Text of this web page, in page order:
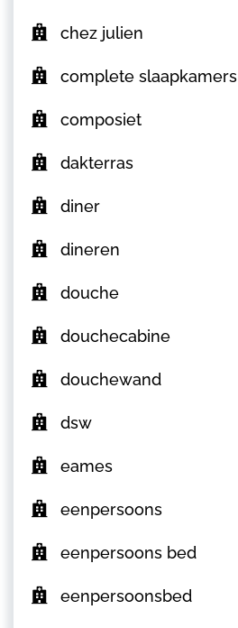
chez julien
complete slaapkamers
composiet
dakterras
diner
dineren
douche
douchecabine
douchewand
dsw
eames
eenpersoons
eenpersoons bed
eenpersoonsbed